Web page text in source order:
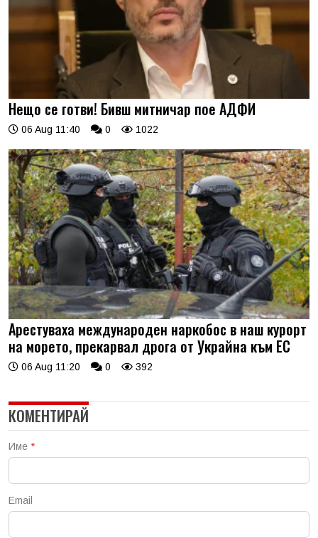
Нещо се готви! Бивш митничар пое АДФИ
06 Aug 11:40 0 1022
Арестуваха международен наркобос в наш курорт
на морето, прекарвал дрога от Украйна към ЕС
06 Aug 11:20 0 392
КОМЕНТИРАЙ
Име *
Email